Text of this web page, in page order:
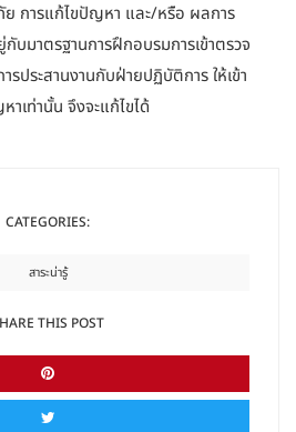
ย การแก้ไขปัญหา และ/หรือ ผลการ
บมาตรฐานการฝึกอบรมการเข้าตรวจ
ประสานงานกับฝ่ายปฏิบัติการ ให้เข้า
เท่านั้น จึงจะแก้ไขได้
CATEGORIES:
สาระน่ารู้
THIS POST